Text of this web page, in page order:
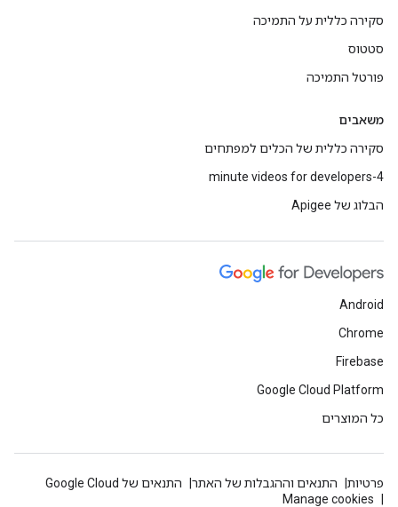
סקירה כללית על התמיכה
סטטוס
פורטל התמיכה
משאבים
סקירה כללית של הכלים למפתחים
4-minute videos for developers
הבלוג של Apigee
Android
Chrome
Firebase
Google Cloud Platform
כל המוצרים
פרטיות התנאים וההגבלות של האתר
התנאים של Google Cloud
Manage cookies